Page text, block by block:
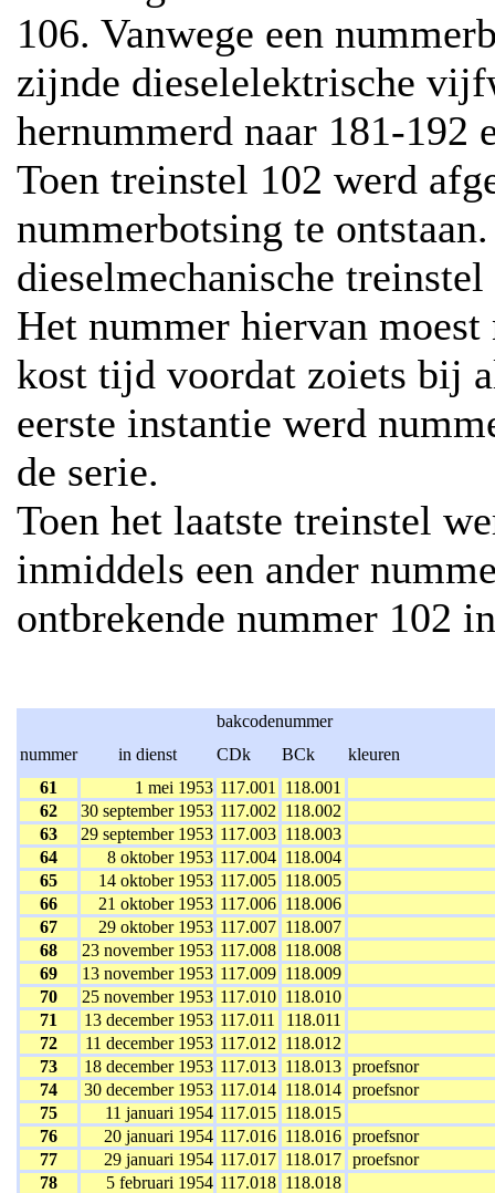
106. Vanwege een
zijnde dieselelektrische
hernummerd naar 181-192
Toen treinstel 102 werd
nummerbotsing te
dieselmechanische
Het nummer hiervan
kost tijd voordat zoiets bij
eerste instantie werd
de serie.
Toen het laatste treinstel
inmiddels een ander
ontbrekende nummer 102
bakcodenummer
nummer
in dienst CDk BCk
kleuren
61
1 mei 1953 117.001
118.001
62
30 september 1953 117.002 118.002
63
29 september 1953 117.003 118.003
64
8 oktober 1953 117.004 118.004
65
14 oktober 1953 117.005 118.005
66
21 oktober 1953 117.006 118.006
67
29 oktober 1953 117.007 118.007
68
23 november 1953 117.008 118.008
69
13 november 1953 117.009 118.009
70
25 november 1953 117.010 118.010
71
13 december 1953 117.011
118.011
72
11 december 1953 117.012 118.012
73
18 december 1953 117.013 118.013 proefsnor
74
30 december 1953 117.014 118.014 proefsnor
75
11 januari 1954 117.015 118.015
76
20 januari 1954 117.016 118.016 proefsnor
77
29 januari 1954 117.017 118.017 proefsnor
78
5 februari 1954 117.018 118.018